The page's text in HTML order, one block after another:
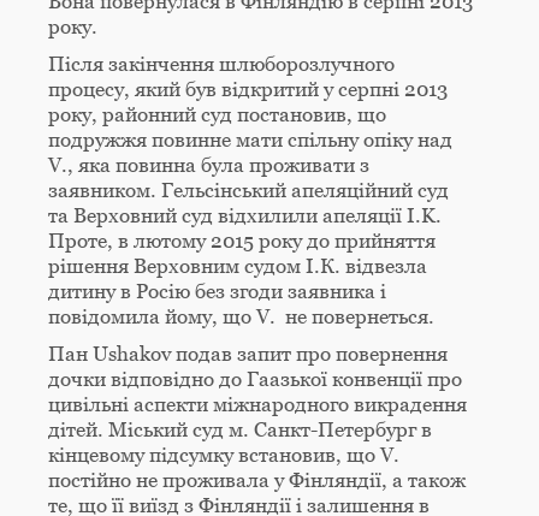
року.
Після закінчення шлюборозлучного
процесу, який був відкритий у серпні 2013
року, районний суд постановив, що
подружжя повинне мати спільну опіку над
V., яка повинна була проживати з
заявником. Гельсінський апеляційний суд
та Верховний суд відхилили апеляції I.K.
Проте, в лютому 2015 року до прийняття
рішення Верховним судом І.К. відвезла
дитину в Росію без згоди заявника і
повідомила йому, що V. не повернеться.
Пан Ushakov подав запит про повернення
дочки відповідно до Гаазької конвенції про
цивільні аспекти міжнародного викрадення
дітей. Міський суд м. Санкт-Петербург в
кінцевому підсумку встановив, що V.
постійно не проживала у Фінляндії, а також
те, що її виїзд з Фінляндії і залишення в